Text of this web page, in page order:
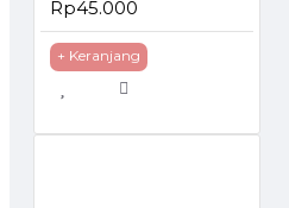
Rp45.000
+ Keranjang